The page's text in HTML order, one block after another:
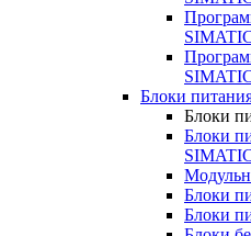
Блоки
Блоки
Блоки
Блоки
Блоки